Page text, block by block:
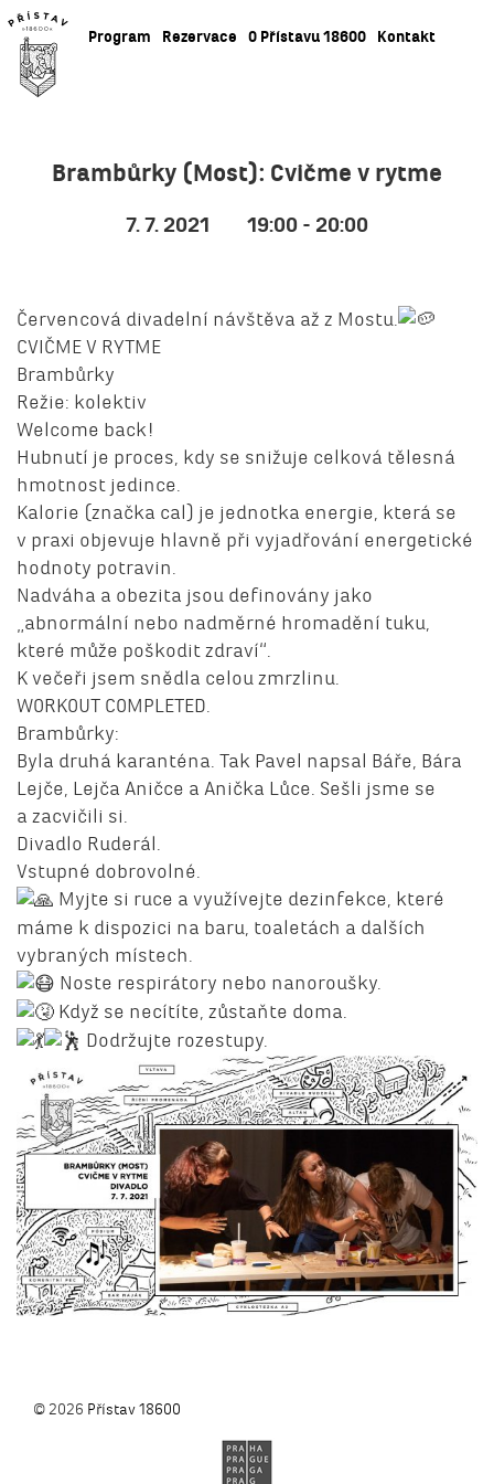
Program Rezervace O Přístavu 18600 Kontakt
Brambůrky (Most): Cvičme v rytme
7. 7. 2021 19:00 - 20:00
Červencová divadelní návštěva až z Mostu.
CVIČME V RYTME
Brambůrky
Režie: kolektiv
Welcome back!
Hubnutí je proces, kdy se snižuje celková tělesná
hmotnost jedince.
Kalorie (značka cal) je jednotka energie, která se
v praxi objevuje hlavně při vyjadřování energetické
hodnoty potravin.
Nadváha a obezita jsou definovány jako
„abnormální nebo nadměrné hromadění tuku,
které může poškodit zdraví“.
K večeři jsem snědla celou zmrzlinu.
WORKOUT COMPLETED.
Brambůrky:
Byla druhá karanténa. Tak Pavel napsal Báře, Bára
Lejče, Lejča Aničce a Anička Lůce. Sešli jsme se
a zacvičili si.
Divadlo Ruderál.
Vstupné dobrovolné.
Myjte si ruce a využívejte dezinfekce, které
máme k dispozici na baru, toaletách a dalších
vybraných místech.
Noste respirátory nebo nanoroušky.
Když se necítíte, zůstaňte doma.
Dodržujte rozestupy.
© 2026 Přístav 18600